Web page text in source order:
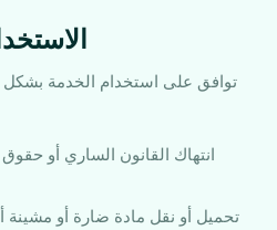
2.
توافق على استخدام الخدمة بشكل
انتهاك القانون الساري أو
تحميل أو نقل مادة ضارة أو مشينة